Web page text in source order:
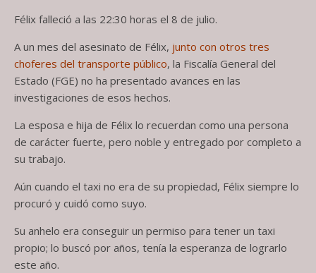
Félix falleció a las 22:30 horas el 8 de julio.
A un mes del asesinato de Félix, junto con otros tres
choferes del transporte público, la Fiscalía General del
Estado (FGE) no ha presentado avances en las
investigaciones de esos hechos.
La esposa e hija de Félix lo recuerdan como una persona
de carácter fuerte, pero noble y entregado por completo a
su trabajo.
Aún cuando el taxi no era de su propiedad, Félix siempre lo
procuró y cuidó como suyo.
Su anhelo era conseguir un permiso para tener un taxi
propio; lo buscó por años, tenía la esperanza de lograrlo
este año.